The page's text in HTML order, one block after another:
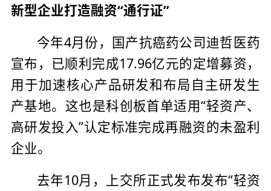
新型企业打造融资“通行证”
今年4月份，国产抗癌药公司迪哲医药
宣布，已顺利完成17.96亿元的定增募资，
用于加速核心产品研发和布局自主研发生
产基地。这也是科创板首单适用“轻资产、
高研发投入”认定标准完成再融资的未盈利
企业。
去年10月，上交所正式发布发布“轻资